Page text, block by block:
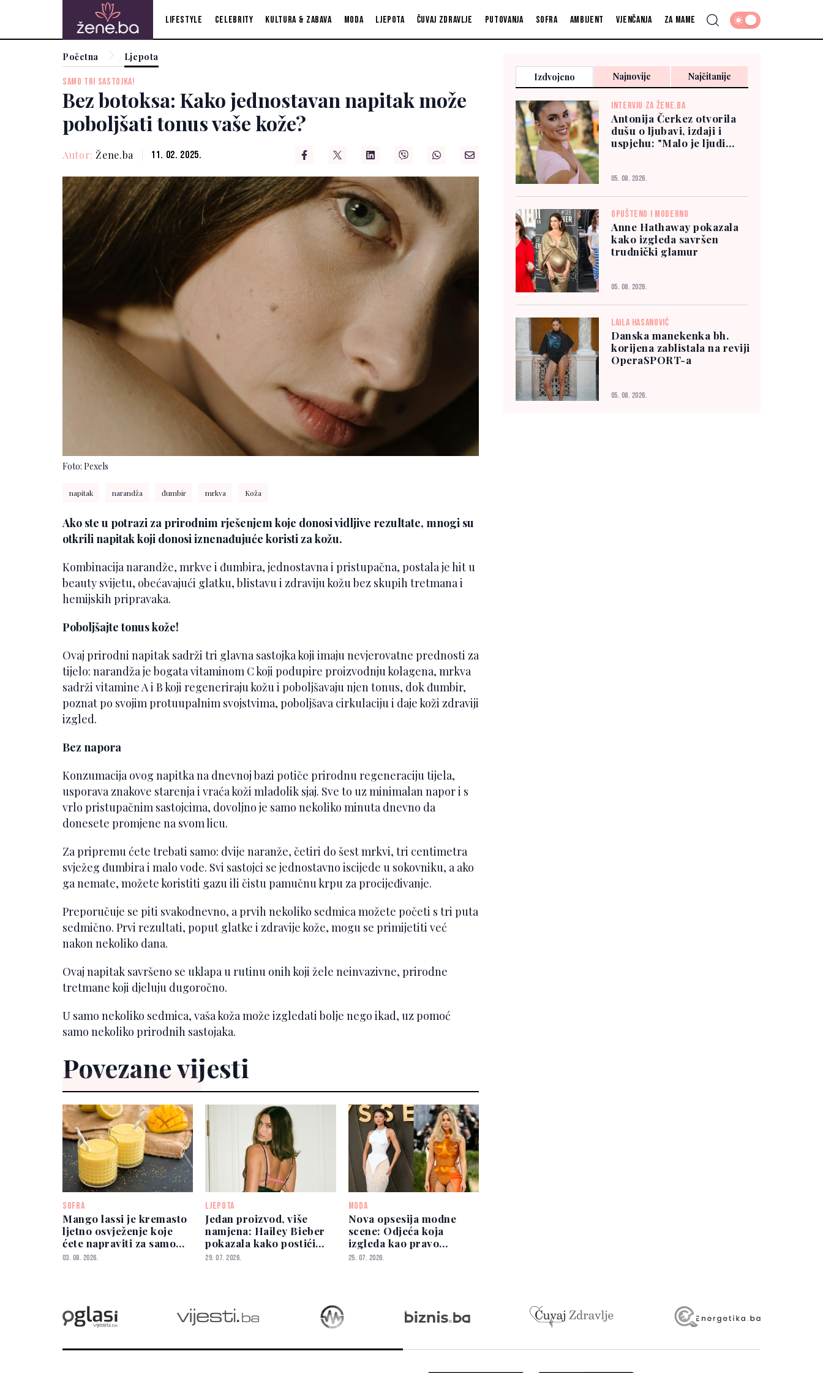
Lifestyle Celebrity Kultura & zabava Moda Ljepota Čuvaj zdravlje Putovanja Sofra Ambijent Vjenčanja Za mame
Početna Ljepota
SAMO TRI SASTOJKA!
Bez botoksa: Kako jednostavan napitak može
poboljšati tonus vaše kože?
Autor: Žene.ba 11. 02. 2025.
Foto: Pexels
napitak narandža đumbir mrkva Koža
Ako ste u potrazi za prirodnim rješenjem koje donosi vidljive rezultate, mnogi su
otkrili napitak koji donosi iznenađujuće koristi za kožu.
Kombinacija narandže, mrkve i đumbira, jednostavna i pristupačna, postala je hit u
beauty svijetu, obećavajući glatku, blistavu i zdraviju kožu bez skupih tretmana i
hemijskih pripravaka.
Poboljšajte tonus kože!
Ovaj prirodni napitak sadrži tri glavna sastojka koji imaju nevjerovatne prednosti za
tijelo: narandža je bogata vitaminom C koji podupire proizvodnju kolagena, mrkva
sadrži vitamine A i B koji regeneriraju kožu i poboljšavaju njen tonus, dok đumbir,
poznat po svojim protuupalnim svojstvima, poboljšava cirkulaciju i daje koži zdraviji
izgled.
Bez napora
Konzumacija ovog napitka na dnevnoj bazi potiče prirodnu regeneraciju tijela,
usporava znakove starenja i vraća koži mladolik sjaj. Sve to uz minimalan napor i s
vrlo pristupačnim sastojcima, dovoljno je samo nekoliko minuta dnevno da
donesete promjene na svom licu.
Za pripremu ćete trebati samo: dvije naranže, četiri do šest mrkvi, tri centimetra
svježeg đumbira i malo vode. Svi sastojci se jednostavno iscijede u sokovniku, a ako
ga nemate, možete koristiti gazu ili čistu pamučnu krpu za procijeđivanje.
Preporučuje se piti svakodnevno, a prvih nekoliko sedmica možete početi s tri puta
sedmično. Prvi rezultati, poput glatke i zdravije kože, mogu se primijetiti već
nakon nekoliko dana.
Ovaj napitak savršeno se uklapa u rutinu onih koji žele neinvazivne, prirodne
tretmane koji djeluju dugoročno.
U samo nekoliko sedmica, vaša koža može izgledati bolje nego ikad, uz pomoć
samo nekoliko prirodnih sastojaka.
Povezane vijesti
SOFRA
Mango lassi je kremasto
ljetno osvježenje koje
ćete napraviti za samo
nekoliko minuta
03. 08. 2026.
LJEPOTA
Jedan proizvod, više
namjena: Hailey Bieber
pokazala kako postići
prirodan glow
29. 07. 2026.
MODA
Nova opsesija modne
scene: Odjeća koja
izgleda kao pravo
ljudsko tijelo
25. 07. 2026.
Izdvojeno Najnovije Najčitanije
INTERVJU ZA ŽENE.BA
Antonija Čerkez otvorila
dušu o ljubavi, izdaji i
uspjehu: "Malo je ljudi
05. 08. 2026.
OPUŠTENO I MODERNO
Anne Hathaway pokazala
kako izgleda savršen
trudnički glamur
05. 08. 2026.
LAILA HASANOVIĆ
Danska manekenka bh.
korijena zablistala na reviji
OperaSPORT-a
05. 08. 2026.